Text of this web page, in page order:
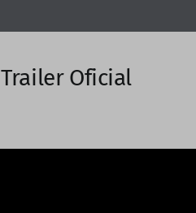
Trailer Oficial